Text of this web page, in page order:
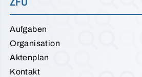
Aufgaben
Organisation
Aktenplan
Kontakt